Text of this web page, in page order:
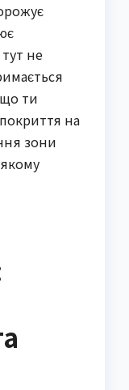
не
ти
на
зони